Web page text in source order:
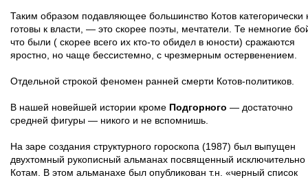
Таким образом подавляющее большинство Котов категорически
готовы к власти, — это скорее поэты, мечтатели. Те немногие
что были ( скорее всего их кто-то обидел в юности) сражаются
яростно, но чаще бессистемно, с чрезмерным остервенением.
Отдельной строкой феномен ранней смерти Котов-политиков.
В нашей новейшей истории кроме Подгорного — достаточно
средней фигуры — никого и не вспомнишь.
На заре создания структурного гороскопа (1987) был выпущен
двухтомный рукописный альманах посвященный исключительно
Котам. В этом альманахе был опубликован т.н. «черный список